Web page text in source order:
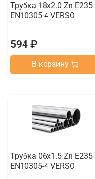
Трубка 18х2.0 Zn E235
EN10305-4 VERSO
594 ₽
В корзину
Трубка 06х1.5 Zn E235
EN10305-4 VERSO